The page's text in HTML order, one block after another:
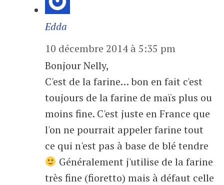
Edda
10 décembre 2014 à 5:35 pm
Bonjour Nelly,
C'est de la farine… bon en fait c'est
toujours de la farine de maïs plus ou
moins fine. C'est juste en France que
l'on ne pourrait appeler farine tout
ce qui n'est pas à base de blé tendre
Généralement j'utilise de la farine
très fine (fioretto) mais à défaut celle